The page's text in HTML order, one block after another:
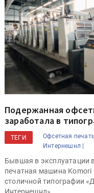
Подержанная
заработала в
ТЕГИ Офсетная печать
Интернешнл |
Бывшая в эксплуатации
печатная машина Komori
столичной типографии